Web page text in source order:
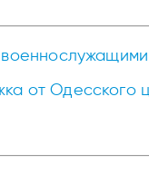
от Одесского